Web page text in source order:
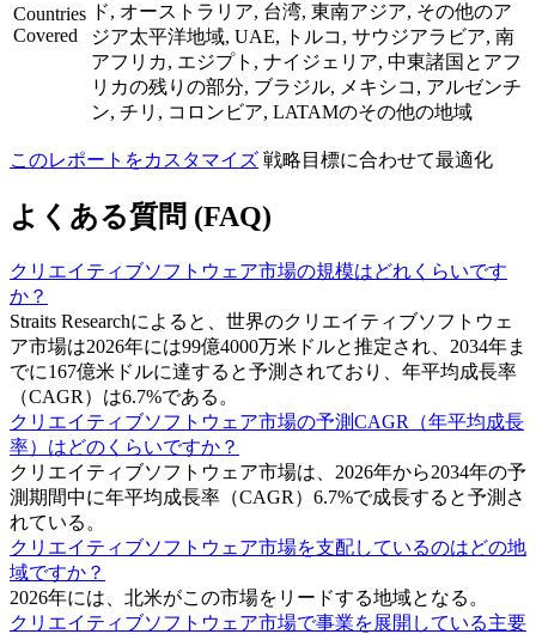
Countries
Covered
ド, オーストラリア, 台湾, 東南アジア, その他のア
ジア太平洋地域, UAE, トルコ, サウジアラビア, 南
アフリカ, エジプト, ナイジェリア, 中東諸国とアフ
リカの残りの部分, ブラジル, メキシコ, アルゼンチ
ン, チリ, コロンビア, LATAMのその他の地域
このレポートをカスタマイズ 戦略目標に合わせて最適化
よくある質問 (FAQ)
クリエイティブソフトウェア市場の規模はどれくらいです
か？
Straits Researchによると、世界のクリエイティブソフトウェ
ア市場は2026年には99億4000万米ドルと推定され、2034年ま
でに167億米ドルに達すると予測されており、年平均成長率
（CAGR）は6.7%である。
クリエイティブソフトウェア市場の予測CAGR（年平均成長
率）はどのくらいですか？
クリエイティブソフトウェア市場は、2026年から2034年の予
測期間中に年平均成長率（CAGR）6.7%で成長すると予測さ
れている。
クリエイティブソフトウェア市場を支配しているのはどの地
域ですか？
2026年には、北米がこの市場をリードする地域となる。
クリエイティブソフトウェア市場で事業を展開している主要